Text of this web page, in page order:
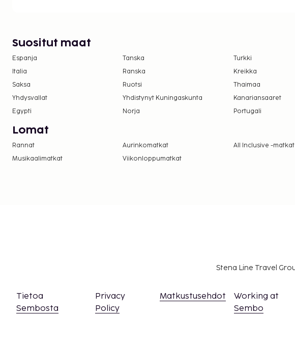
Suositut maat
Espanja Tanska
Turkki
Italia
Ranska
Kreikka
Saksa
Ruotsi
Thaimaa
Yhdysvallat
Yhdistynyt Kuningaskunta
Kanariansaaret
Egypti
Norja Portugali
Lomat
Rannat Aurinkomatkat All Inclusive -matkat
Musikaalimatkat
Viikonloppumatkat
Stena Line Travel
Tietoa
Sembosta
Privacy
Policy
Matkustusehdot
Working at
Sembo